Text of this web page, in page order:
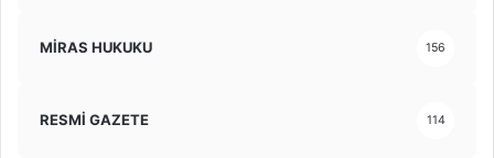
MİRAS HUKUKU 156
RESMİ GAZETE 114